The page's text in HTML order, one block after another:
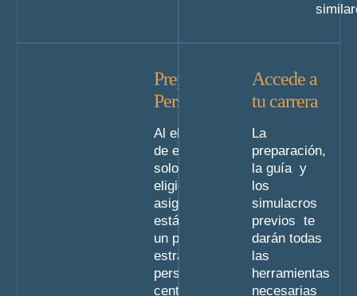
Preparación
Personalizada
Al elegir el plan
de estudio no
solo estas
eligiendo unas
asignaturas
estás eligiendo
un punto de
estrada y una
perspectiva
centrada en lo
Accede a
tu carrera
La
preparación,
la guía y
los
simulacros
previos te
darán todas
las
herramientas
necesarias